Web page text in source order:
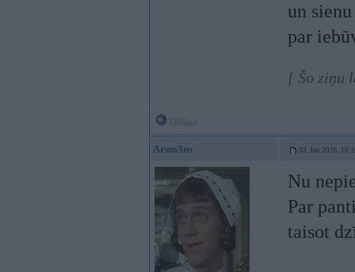
un
par
[ Šo ziņu
Arsm3ns 03. Jan 2026,
Nu
Par
taisot